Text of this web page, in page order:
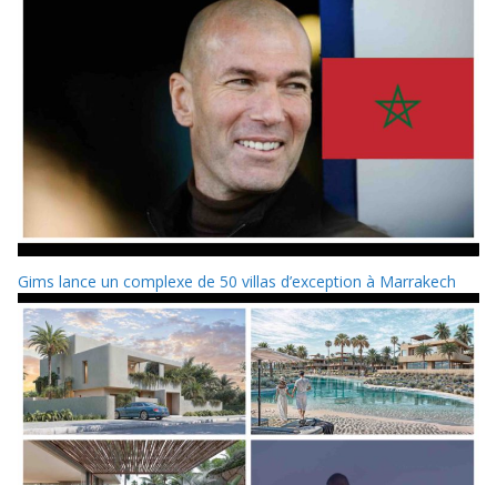
Gims lance un complexe de 50 villas d’exception à Marrakech